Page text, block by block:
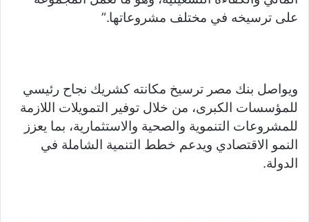
على ترسيخه في مختلف مشروعاتها.”
ويواصل بنك مصر ترسيخ مكانته كشريك نجاح رئيسي
للمؤسسات الكبرى، من خلال توفير التمويلات اللازمة
للمشروعات التنموية والصحية والاستثمارية، بما يعزز
النمو الاقتصادي ويدعم خطط التنمية الشاملة في
الدولة.